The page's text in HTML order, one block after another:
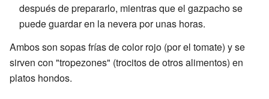
después de prepararlo, mientras que el gazpacho se
puede guardar en la nevera por unas horas.
Ambos son sopas frías de color rojo (por el tomate) y se
sirven con "tropezones" (trocitos de otros alimentos) en
platos hondos.